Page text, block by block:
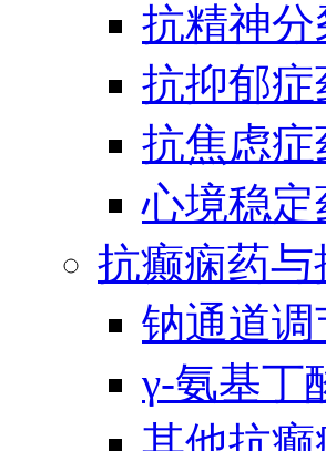
抗精神分
抗抑郁症
抗焦虑症
心境稳定
抗癫痫药与
钠通道调
γ-氨基丁